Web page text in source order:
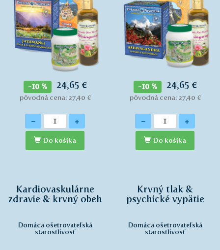
-10 % 24,65 €
pôvodná cena: 27,40 €
Množstvo
- +
Do košíka
-10 % 24,65 €
pôvodná cena: 27,40 €
Množstvo
- +
Do košíka
Kardiovaskulárne
zdravie & krvný obeh
Domáca ošetrovateľská
starostlivosť
Krvný tlak &
psychické vypätie
Domáca ošetrovateľská
starostlivosť